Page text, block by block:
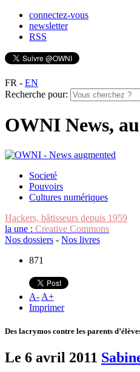
connectez-vous
newsletter
RSS
FR - EN
Recherche pour:
OWNI News,
Societé
Pouvoirs
Cultures numériques
Hackers, bâtisseurs depuis 1959
la une : Creative Commons
Nos dossiers - Nos livres
871
A- A+
Imprimer
Des lacrymos contre les parents
Le 6 avril 2011